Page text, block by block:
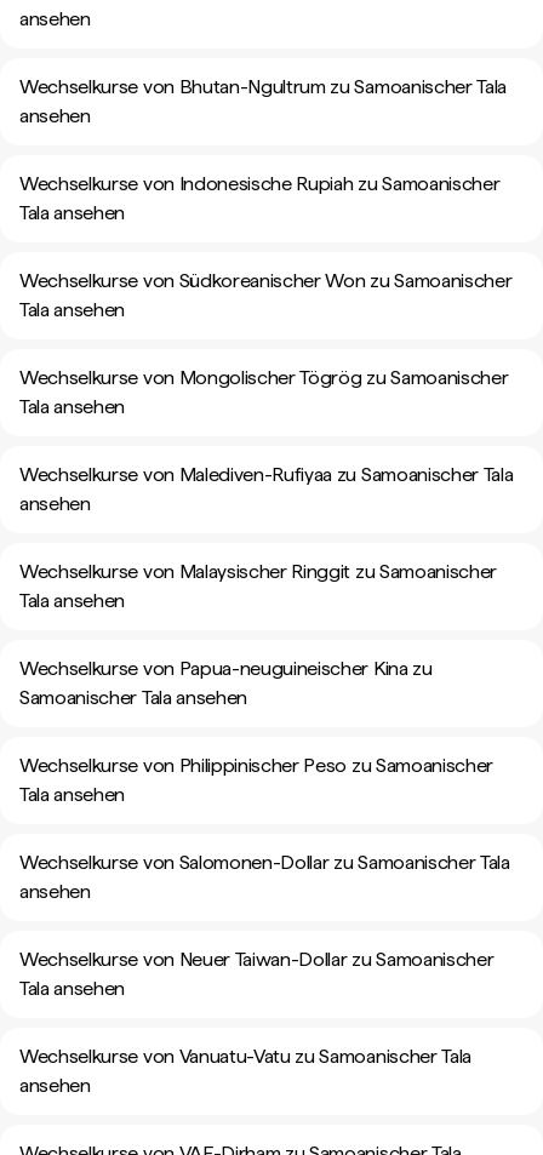
ansehen
Wechselkurse von Bhutan-Ngultrum zu Samoanischer Tala
ansehen
Wechselkurse von Indonesische Rupiah zu Samoanischer
Tala ansehen
Wechselkurse von Südkoreanischer Won zu Samoanischer
Tala ansehen
Wechselkurse von Mongolischer Tögrög zu Samoanischer
Tala ansehen
Wechselkurse von Malediven-Rufiyaa zu Samoanischer Tala
ansehen
Wechselkurse von Malaysischer Ringgit zu Samoanischer
Tala ansehen
Wechselkurse von Papua-neuguineischer Kina zu
Samoanischer Tala ansehen
Wechselkurse von Philippinischer Peso zu Samoanischer
Tala ansehen
Wechselkurse von Salomonen-Dollar zu Samoanischer Tala
ansehen
Wechselkurse von Neuer Taiwan-Dollar zu Samoanischer
Tala ansehen
Wechselkurse von Vanuatu-Vatu zu Samoanischer Tala
ansehen